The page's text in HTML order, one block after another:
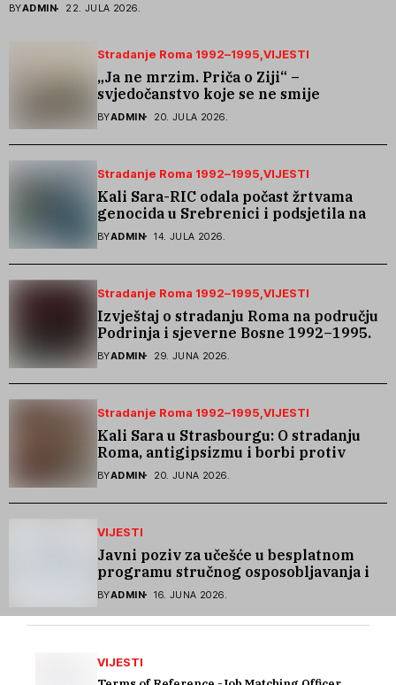
BYADMIN 22. JULA 2026.
Stradanje Roma 1992–1995 VIJESTI
„Ja ne mrzim. Priča o Ziji“ –
svjedočanstvo koje se ne smije
zaboraviti
BYADMIN 20. JULA 2026.
Stradanje Roma 1992–1995 VIJESTI
Kali Sara-RIC odala počast žrtvama
genocida u Srebrenici i podsjetila na
stradanje Roma iz Skočića
BYADMIN 14. JULA 2026.
Stradanje Roma 1992–1995 VIJESTI
Izvještaj o stradanju Roma na području
Podrinja i sjeverne Bosne 1992–1995.
godine
BYADMIN 29. JUNA 2026.
Stradanje Roma 1992–1995 VIJESTI
Kali Sara u Strasbourgu: O stradanju
Roma, antigipsizmu i borbi protiv
govora mržnje
BYADMIN 20. JUNA 2026.
VIJESTI
Javni poziv za učešće u besplatnom
programu stručnog osposobljavanja i
podrške pri zapošljavanju
BYADMIN 16. JUNA 2026.
VIJESTI